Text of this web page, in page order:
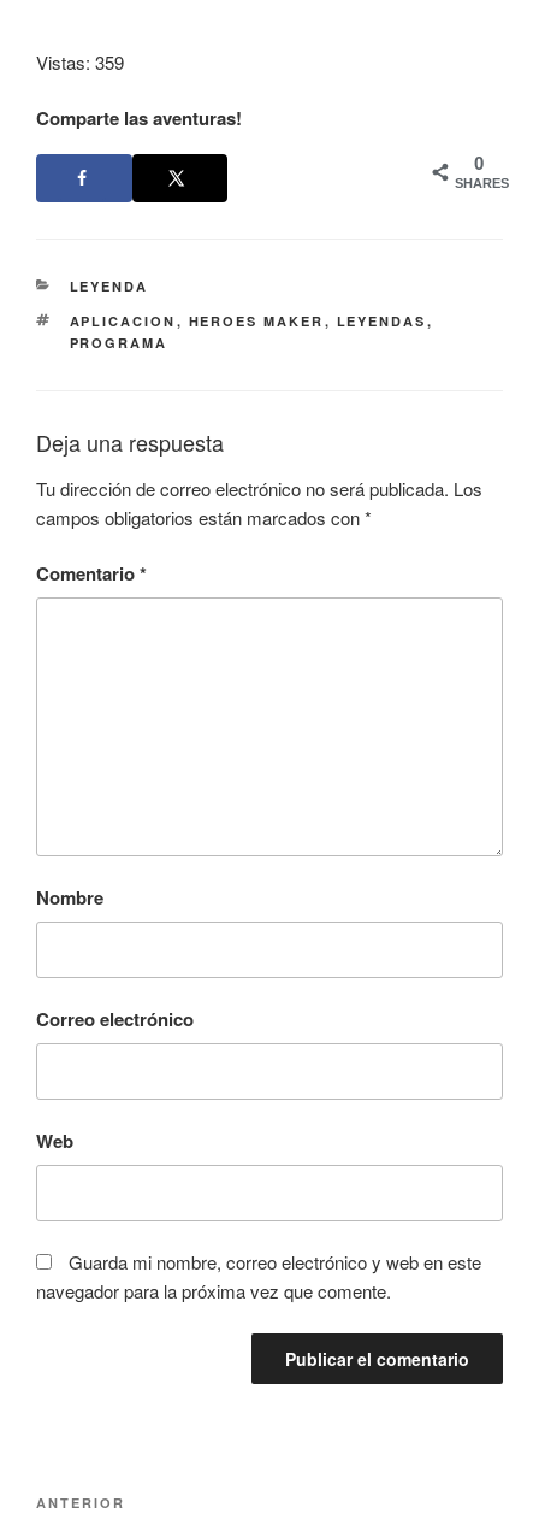
Vistas: 359
Comparte las aventuras!
0
SHARES
CATEGORÍAS
LEYENDA
ETIQUETAS
APLICACION , HEROES MAKER , LEYENDAS ,
PROGRAMA
Deja una respuesta
Tu dirección de correo electrónico no será publicada. Los
campos obligatorios están marcados con*
Comentario*
Nombre
Correo electrónico
Web
Guarda mi nombre, correo electrónico y web en este
navegador para la próxima vez que comente.
Entrada
ANTERIOR